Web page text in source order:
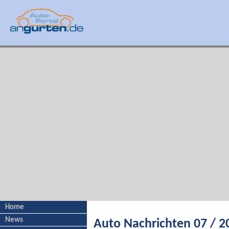
Home
News
Auto Nachrichten 07 /